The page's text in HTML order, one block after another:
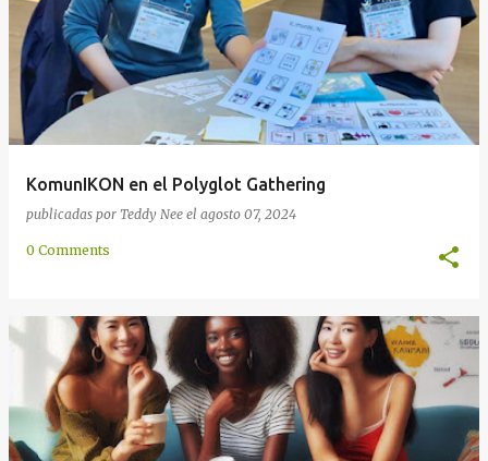
KomunIKON en el Polyglot Gathering
publicadas por Teddy Nee el agosto 07, 2024
0 Comments